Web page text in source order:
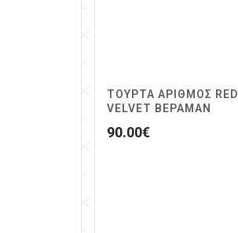
ΤΟΥΡΤΑ ΑΡΙΘΜΟΣ RED
VELVET ΒΕΡΑΜΑΝ
90.00€